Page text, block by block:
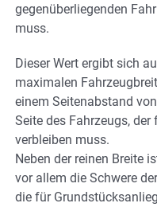
gegenüberliegenden
muss.
Dieser Wert ergibt sich
maximalen
einem Seitenabstand
Seite des Fahrzeugs,
verbleiben muss.
Neben der reinen Breite
vor allem die Schwere
die für